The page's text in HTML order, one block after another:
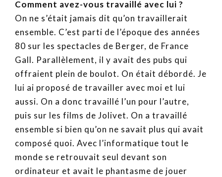
Comment avez-vous travaillé avec lui ?
On ne s’était jamais dit qu’on travaillerait
ensemble. C’est parti de l’époque des années
80 sur les spectacles de Berger, de France
Gall. Parallèlement, il y avait des pubs qui
offraient plein de boulot. On était débordé. Je
lui ai proposé de travailler avec moi et lui
aussi. On a donc travaillé l’un pour l’autre,
puis sur les films de Jolivet. On a travaillé
ensemble si bien qu’on ne savait plus qui avait
composé quoi. Avec l’informatique tout le
monde se retrouvait seul devant son
ordinateur et avait le phantasme de jouer